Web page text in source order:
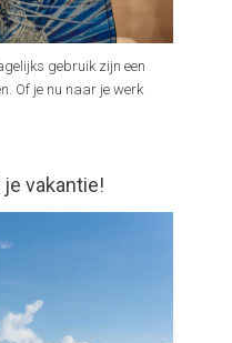
gebruik zijn een
Of je nu naar je werk
vakantie!